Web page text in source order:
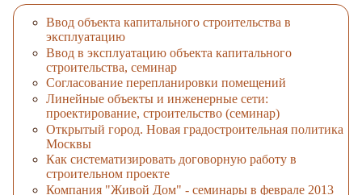
Ввод объекта капитального строительства в
эксплуатацию
Ввод в эксплуатацию объекта капитального
строительства, семинар
Согласование перепланировки помещений
Линейные объекты и инженерные сети:
проектирование, строительство (семинар)
Открытый город. Новая градостроительная политика
Москвы
Как систематизировать договорную работу в
строительном проекте
Компания "Живой Дом" - семинары в феврале 2013